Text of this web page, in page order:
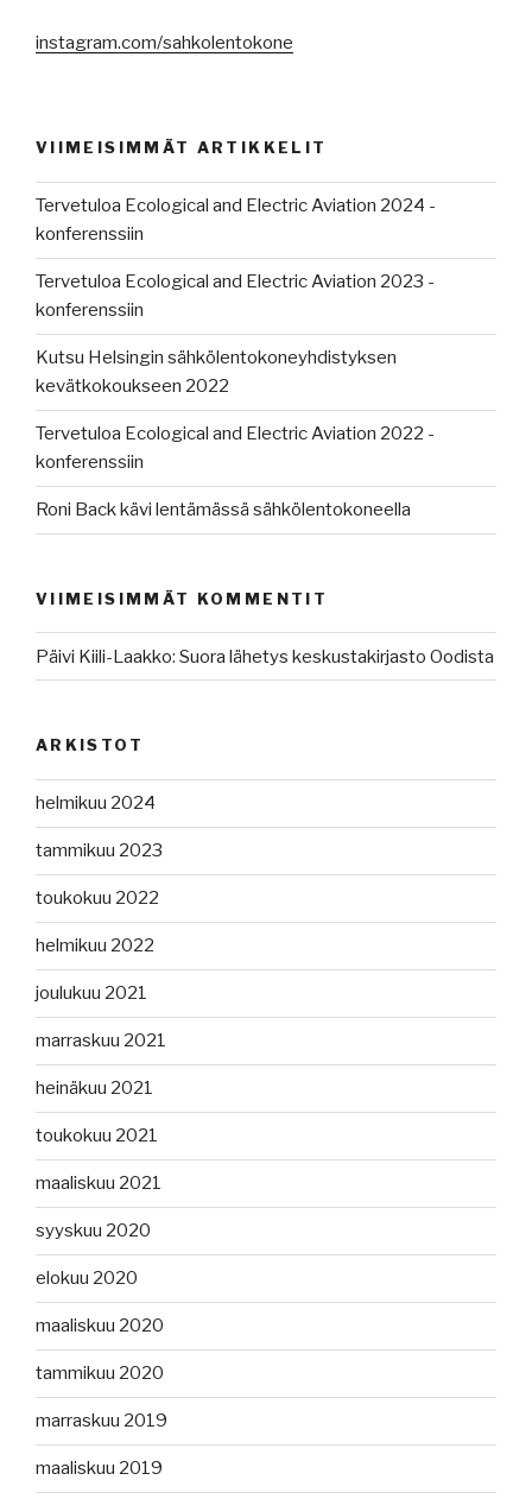
instagram.com/sahkolentokone
VIIMEISIMMÄT ARTIKKELIT
Tervetuloa Ecological and Electric Aviation 2024 -
konferenssiin
Tervetuloa Ecological and Electric Aviation 2023 -
konferenssiin
Kutsu Helsingin sähkölentokoneyhdistyksen
kevätkokoukseen 2022
Tervetuloa Ecological and Electric Aviation 2022 -
konferenssiin
Roni Back kävi lentämässä sähkölentokoneella
VIIMEISIMMÄT KOMMENTIT
Päivi Kiili-Laakko: Suora lähetys keskustakirjasto Oodista
ARKISTOT
helmikuu 2024
tammikuu 2023
toukokuu 2022
helmikuu 2022
joulukuu 2021
marraskuu 2021
heinäkuu 2021
toukokuu 2021
maaliskuu 2021
syyskuu 2020
elokuu 2020
maaliskuu 2020
tammikuu 2020
marraskuu 2019
maaliskuu 2019